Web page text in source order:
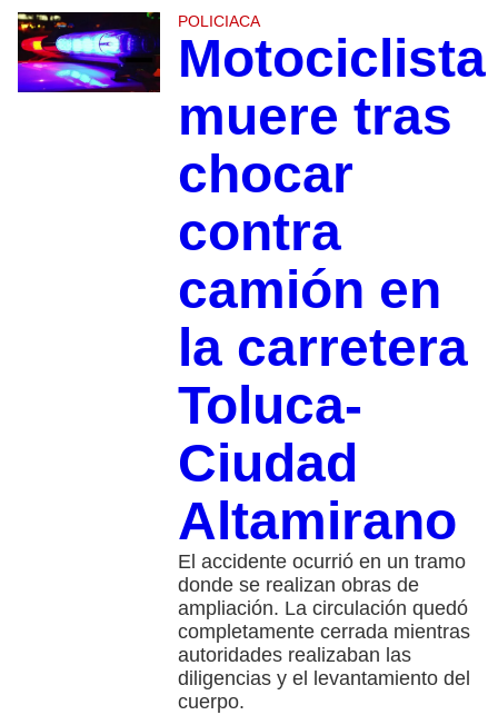
POLICIACA
Motociclista
muere tras
chocar
contra
camión en
la carretera
Toluca-
Ciudad
Altamirano
El accidente ocurrió en un tramo
donde se realizan obras de
ampliación. La circulación quedó
completamente cerrada mientras
autoridades realizaban las
diligencias y el levantamiento del
cuerpo.